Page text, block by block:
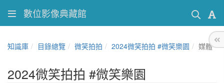
數位影像典藏館
知識庫 目錄總覽 微笑拍拍 2024微笑拍拍 #微笑樂園 媒體
2024微笑拍拍 #微笑樂園